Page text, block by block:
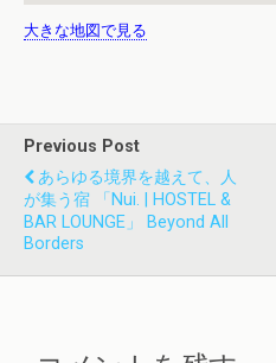
大きな地図で見る
Previous Post
あらゆる境界を越えて、人
が集う宿 「Nui. | HOSTEL &
BAR LOUNGE」 Beyond All
Borders